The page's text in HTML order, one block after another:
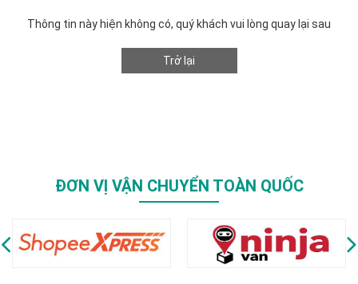
Thông tin này hiện không có, quý khách vui lòng quay lại sau
Trở lại
ĐƠN VỊ VẬN CHUYỂN TOÀN QUỐC